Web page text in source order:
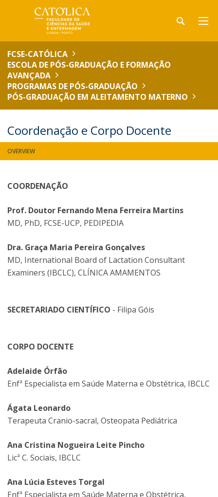
FCSE-CATÓLICA
ESCOLA DE PÓS-GRADUAÇÃO E FORMAÇÃO
AVANÇADA
PROGRAMAS DE PÓS-GRADUAÇÃO
PÓS-GRADUAÇÃO EM ALEITAMENTO MATERNO
Coordenação e Corpo Docente
OVERVIEW
COORDENAÇÃO
Prof. Doutor Fernando Mena Ferreira Martins
MD, PhD, FCSE-UCP, PEDIPEDIA
Dra. Graça Maria Pereira Gonçalves
MD, International Board of Lactation Consultant
Examiners (IBCLC), CLÍNICA AMAMENTOS
SECRETARIADO CIENTÍFICO - Filipa Góis
CORPO DOCENTE
Adelaide Órfão
Enfª Especialista em Saúde Materna e Obstétrica, IBCLC
Ágata Leonardo
Terapeuta Cranio-sacral, Osteopata Pediátrica
Ana Cristina Nogueira Leite Pincho
Licª C. Sociais, IBCLC
Ana Lúcia Esteves Torgal
Enfª Especialista em Saúde Materna e Obstétrica,